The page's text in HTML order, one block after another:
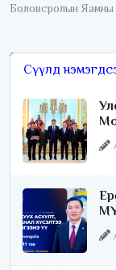
Боловсролын Яамны
Сүүлд